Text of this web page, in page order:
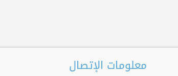
معلومات الإتصال